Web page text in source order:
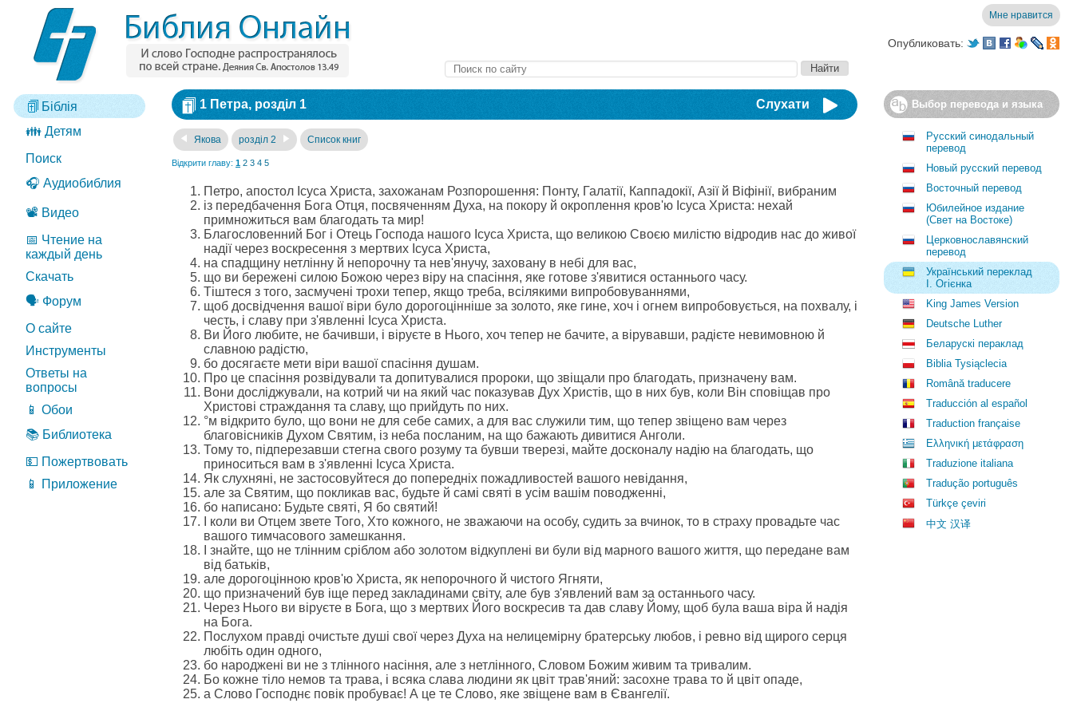
Мне нравится
Опубликовать:
Біблія
👪 Детям
Поиск
🎧 Аудиобиблия
📽️ Видео
📅 Чтение на
каждый день
Скачать
🗣️ Форум
О сайте
Инструменты
Ответы на
вопросы
📱 Обои
📚 Библиотека
💵 Пожертвовать
📱 Приложение
1 Петра, розділ 1 Слухати
Якова розділ 2 Список книг
Відкрити главу: 1 2 3 4 5
Петро, апостол Ісуса Христа, захожанам Розпорошення: Понту, Галатії, Каппадокії, Азії й Віфінії, вибраним
із передбачення Бога Отця, посвяченням Духа, на покору й окроплення кров'ю Ісуса Христа: нехай
примножиться вам благодать та мир!
Благословенний Бог і Отець Господа нашого Ісуса Христа, що великою Своєю милістю відродив нас до живої
надії через воскресення з мертвих Ісуса Христа,
на спадщину нетлінну й непорочну та нев'янучу, заховану в небі для вас,
що ви бережені силою Божою через віру на спасіння, яке готове з'явитися останнього часу.
Тіштеся з того, засмучені трохи тепер, якщо треба, всілякими випробовуваннями,
щоб досвідчення вашої віри було дорогоцінніше за золото, яке гине, хоч і огнем випробовується, на похвалу, і
честь, і славу при з'явленні Ісуса Христа.
Ви Його любите, не бачивши, і віруєте в Нього, хоч тепер не бачите, а вірувавши, радієте невимовною й
славною радістю,
бо досягаєте мети віри вашої спасіння душам.
Про це спасіння розвідували та допитувалися пророки, що звіщали про благодать, призначену вам.
Вони досліджували, на котрий чи на який час показував Дух Христів, що в них був, коли Він сповіщав про
Христові страждання та славу, що прийдуть по них.
°м відкрито було, що вони не для себе самих, а для вас служили тим, що тепер звіщено вам через
благовісників Духом Святим, із неба посланим, на що бажають дивитися Анголи.
Тому то, підперезавши стегна свого розуму та бувши тверезі, майте досконалу надію на благодать, що
приноситься вам в з'явленні Ісуса Христа.
Як слухняні, не застосовуйтеся до попередніх пожадливостей вашого невідання,
але за Святим, що покликав вас, будьте й самі святі в усім вашім поводженні,
бо написано: Будьте святі, Я бо святий!
І коли ви Отцем звете Того, Хто кожного, не зважаючи на особу, судить за вчинок, то в страху провадьте час
вашого тимчасового замешкання.
І знайте, що не тлінним сріблом або золотом відкуплені ви були від марного вашого життя, що передане вам
від батьків,
але дорогоцінною кров'ю Христа, як непорочного й чистого Ягняти,
що призначений був іще перед закладинами світу, але був з'явлений вам за останнього часу.
Через Нього ви віруєте в Бога, що з мертвих Його воскресив та дав славу Йому, щоб була ваша віра й надія
на Бога.
Послухом правді очистьте душі свої через Духа на нелицемірну братерську любов, і ревно від щирого серця
любіть один одного,
бо народжені ви не з тлінного насіння, але з нетлінного, Словом Божим живим та тривалим.
Бо кожне тіло немов та трава, і всяка слава людини як цвіт трав'яний: засохне трава то й цвіт опаде,
а Слово Господнє повік пробуває! А це те Слово, яке звіщене вам в Євангелії.
Выбор перевода и языка
Русский синодальный
перевод
Новый русский перевод
Восточный перевод
Юбилейное издание
(Свет на Востоке)
Церковнославянский
перевод
Український переклад
І. Огієнка
King James Version
Deutsche Luther
Беларускі пераклад
Biblia Tysiąclecia
Română traducere
Traducción al español
Traduction française
Ελληνική μετάφραση
Traduzione italiana
Tradução português
Türkçe çeviri
中文 汉译